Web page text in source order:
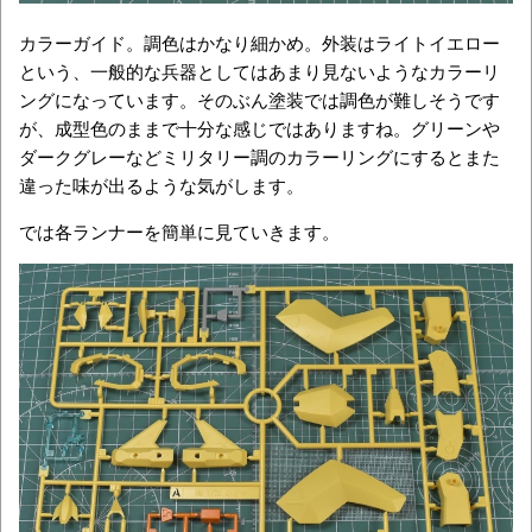
カラーガイド。調色はかなり細かめ。外装はライトイエロー
という、一般的な兵器としてはあまり見ないようなカラーリ
ングになっています。そのぶん塗装では調色が難しそうです
が、成型色のままで十分な感じではありますね。グリーンや
ダークグレーなどミリタリー調のカラーリングにするとまた
違った味が出るような気がします。
では各ランナーを簡単に見ていきます。